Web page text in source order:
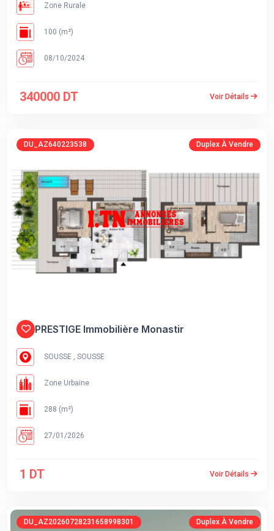
Zone Rurale
100 (m²)
08/10/2024
340000 DT Voir Détails
DU_AZ640223538 Duplex À Vendre
PRESTIGE Immobilière Monastir
SOUSSE , SOUSSE
Zone Urbaine
288 (m²)
27/01/2026
1 DT Voir Détails
DU_AZ20260728231658998301 Duplex À Vendre